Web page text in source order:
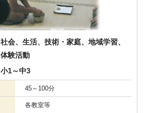
社会、生活、技術・家庭、地域学習、
体験活動
小1～中3
45～100分
各教室等